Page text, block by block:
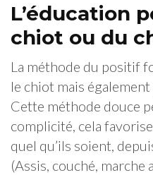
L’éducation
chiot ou du
La méthode du positif
le chiot mais
Cette méthode douce
complicité, cela
quel qu’ils soient,
(Assis, couché, marche